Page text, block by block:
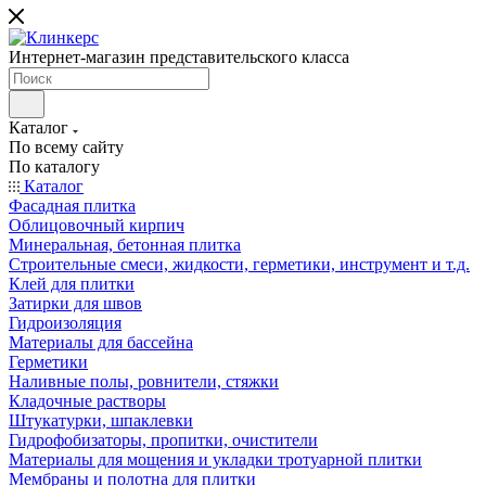
Интернет-магазин представительского класса
Каталог
По всему сайту
По каталогу
Каталог
Фасадная плитка
Облицовочный кирпич
Минеральная, бетонная плитка
Строительные смеси, жидкости, герметики, инструмент и т.д.
Клей для плитки
Затирки для швов
Гидроизоляция
Материалы для бассейна
Герметики
Наливные полы, ровнители, стяжки
Кладочные растворы
Штукатурки, шпаклевки
Гидрофобизаторы, пропитки, очистители
Материалы для мощения и укладки тротуарной плитки
Мембраны и полотна для плитки